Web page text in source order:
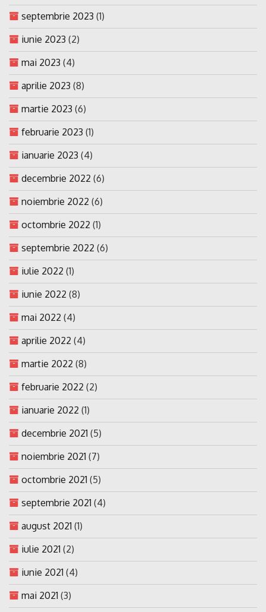
septembrie 2023 (1)
iunie 2023 (2)
mai 2023 (4)
aprilie 2023 (8)
martie 2023 (6)
februarie 2023 (1)
ianuarie 2023 (4)
decembrie 2022 (6)
noiembrie 2022 (6)
octombrie 2022 (1)
septembrie 2022 (6)
iulie 2022 (1)
iunie 2022 (8)
mai 2022 (4)
aprilie 2022 (4)
martie 2022 (8)
februarie 2022 (2)
ianuarie 2022 (1)
decembrie 2021 (5)
noiembrie 2021 (7)
octombrie 2021 (5)
septembrie 2021 (4)
august 2021 (1)
iulie 2021 (2)
iunie 2021 (4)
mai 2021 (3)